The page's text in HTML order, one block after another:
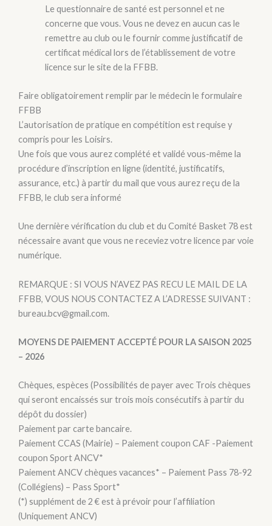
Le questionnaire de santé est personnel et ne
concerne que vous. Vous ne devez en aucun cas le
remettre au club ou le fournir comme justificatif de
certificat médical lors de l’établissement de votre
licence sur le site de la FFBB.
Faire obligatoirement remplir par le médecin le formulaire
FFBB
L’autorisation de pratique en compétition est requise y
compris pour les Loisirs.
Une fois que vous aurez complété et validé vous-même la
procédure d’inscription en ligne (identité, justificatifs,
assurance, etc.) à partir du mail que vous aurez reçu de la
FFBB, le club sera informé
Une dernière vérification du club et du Comité Basket 78 est
nécessaire avant que vous ne receviez votre licence par voie
numérique.
REMARQUE : SI VOUS N’AVEZ PAS RECU LE MAIL DE LA
FFBB, VOUS NOUS CONTACTEZ A L’ADRESSE SUIVANT :
bureau.bcv@gmail.com.
MOYENS DE PAIEMENT ACCEPTÉ POUR LA SAISON 2025
– 2026
Chèques, espèces (Possibilités de payer avec Trois chèques
qui seront encaissés sur trois mois consécutifs à partir du
dépôt du dossier)
Paiement par carte bancaire.
Paiement CCAS (Mairie) – Paiement coupon CAF -Paiement
coupon Sport ANCV*
Paiement ANCV chèques vacances* – Paiement Pass 78-92
(Collégiens) – Pass Sport*
(*) supplément de 2 € est à prévoir pour l’affiliation
(Uniquement ANCV)